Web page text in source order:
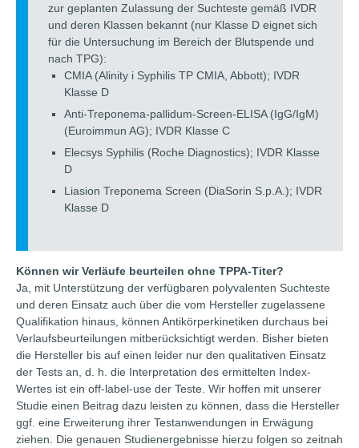
zur geplanten Zulassung der Suchteste gemäß IVDR
und deren Klassen bekannt (nur Klasse D eignet sich
für die Untersuchung im Bereich der Blutspende und
nach TPG):
CMIA (Alinity i Syphilis TP CMIA, Abbott); IVDR
Klasse D
Anti-Treponema-pallidum-Screen-ELISA (IgG/IgM)
(Euroimmun AG); IVDR Klasse C
Elecsys Syphilis (Roche Diagnostics); IVDR Klasse
D
Liasion Treponema Screen (DiaSorin S.p.A.); IVDR
Klasse D
Können wir Verläufe beurteilen ohne TPPA-Titer?
Ja, mit Unterstützung der verfügbaren polyvalenten Suchteste
und deren Einsatz auch über die vom Hersteller zugelassene
Qualifikation hinaus, können Antikörperkinetiken durchaus bei
Verlaufsbeurteilungen mitberücksichtigt werden. Bisher bieten
die Hersteller bis auf einen leider nur den qualitativen Einsatz
der Tests an, d. h. die Interpretation des ermittelten Index-
Wertes ist ein off-label-use der Teste. Wir hoffen mit unserer
Studie einen Beitrag dazu leisten zu können, dass die Hersteller
ggf. eine Erweiterung ihrer Testanwendungen in Erwägung
ziehen. Die genauen Studienergebnisse hierzu folgen so zeitnah